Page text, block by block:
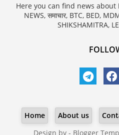
Here you can find news about
NEWS, समाचार, BTC, BED,
SHIKSHAMITRA,
Home About us
Design by - Blogger